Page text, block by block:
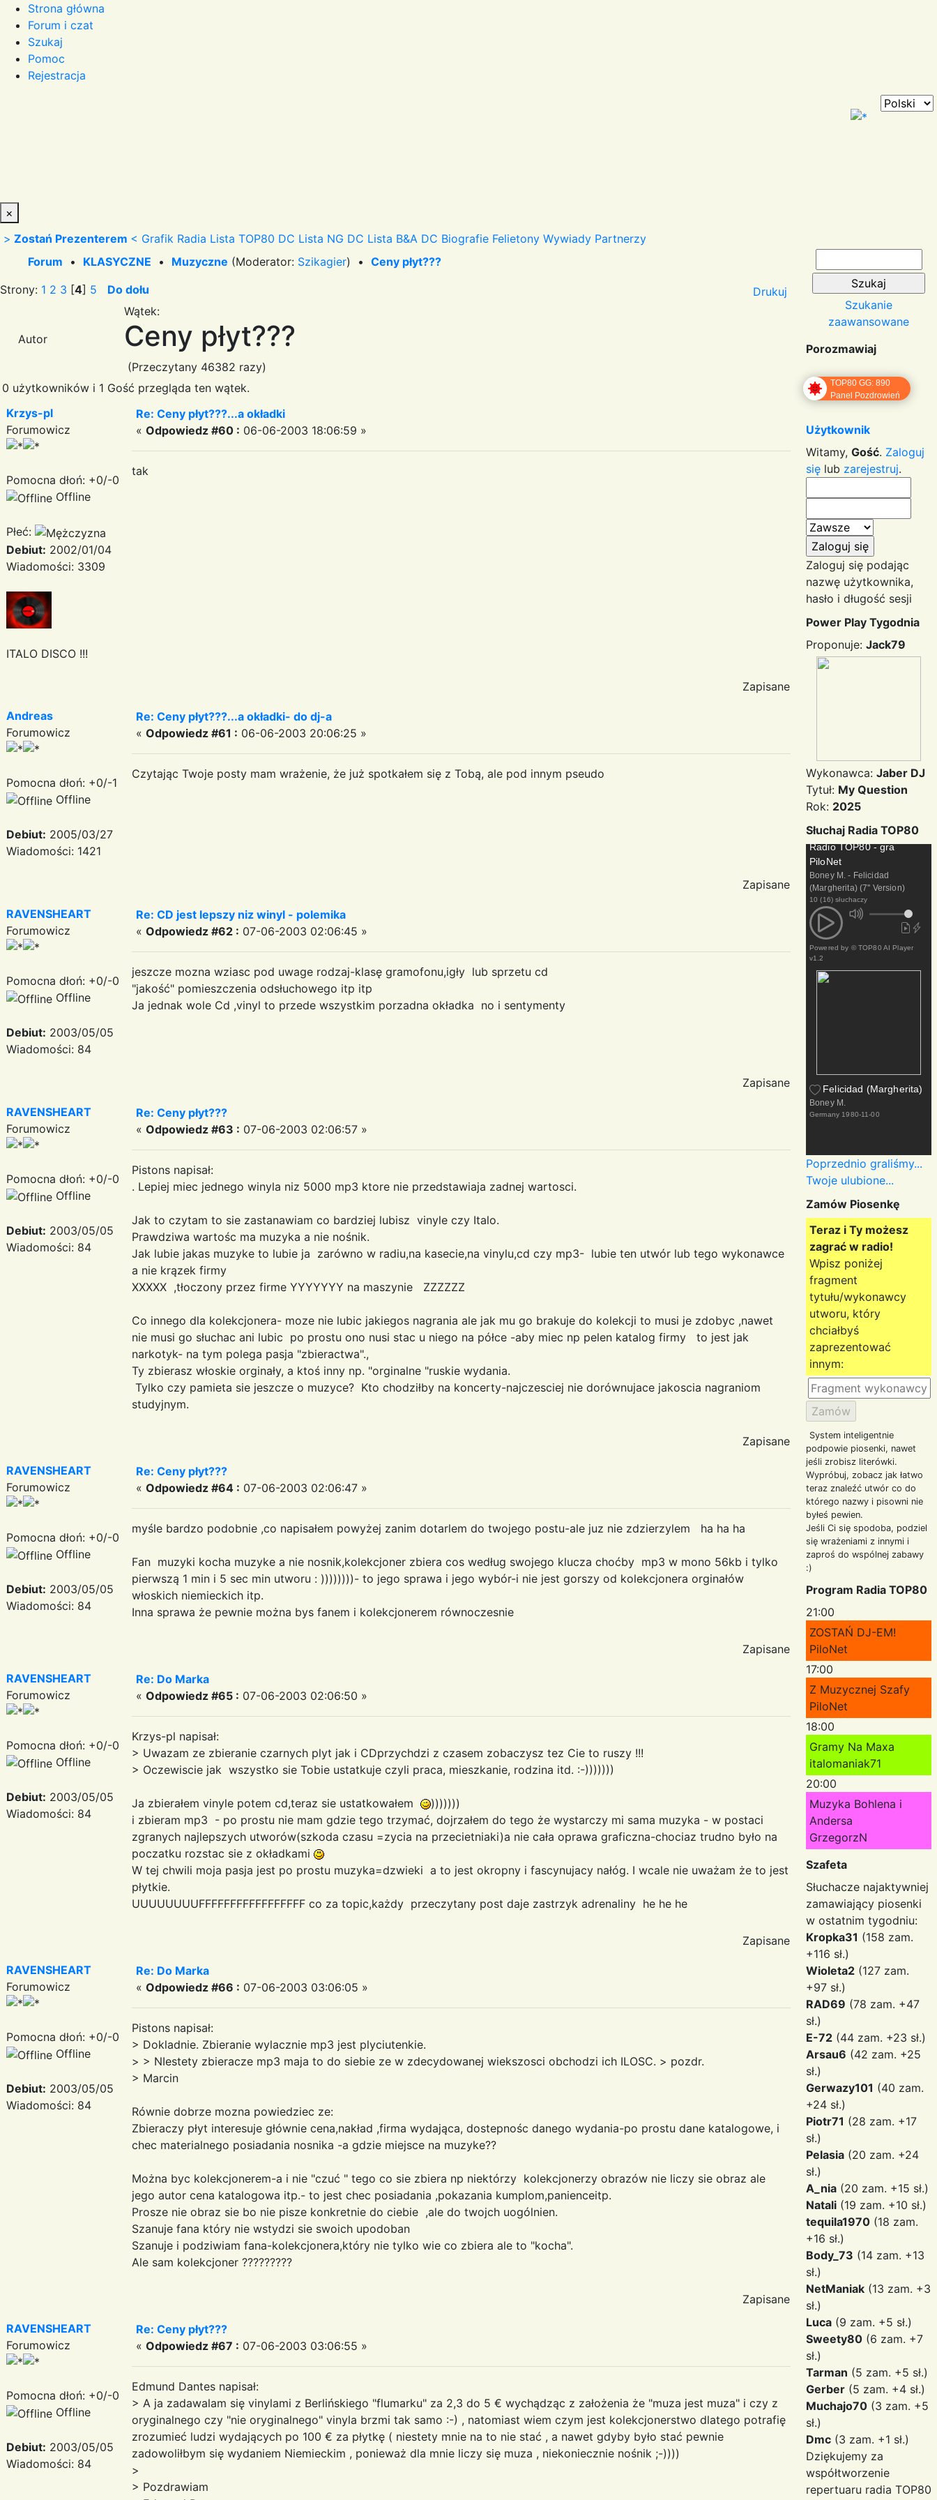
Strona główna
Forum i czat
Szukaj
Pomoc
Rejestracja
×
> Zostań Prezenterem < Grafik Radia Lista TOP80 DC Lista NG DC Lista B&A DC Biografie Felietony Wywiady Partnerzy
Forum • KLASYCZNE • Muzyczne (Moderator: Szikagier) • Ceny płyt???
Strony: 1 2 3 [4] 5 Do dołu Drukuj
Autor
Wątek:
Ceny płyt???
(Przeczytany 46382 razy)
0 użytkowników i 1 Gość przegląda ten wątek.
Krzys-pl
Forumowicz
Pomocna dłoń: +0/-0
Offline
Płeć:
Debiut: 2002/01/04
Wiadomości: 3309
ITALO DISCO !!!
Re: Ceny płyt???...a okładki
« Odpowiedz #60 : 06-06-2003 18:06:59 »
tak
Zapisane
Andreas
Forumowicz
Pomocna dłoń: +0/-1
Offline
Debiut: 2005/03/27
Wiadomości: 1421
Re: Ceny płyt???...a okładki- do dj-a
« Odpowiedz #61 : 06-06-2003 20:06:25 »
Czytając Twoje posty mam wrażenie, że już spotkałem się z Tobą, ale pod innym pseudo
Zapisane
RAVENSHEART
Forumowicz
Pomocna dłoń: +0/-0
Offline
Debiut: 2003/05/05
Wiadomości: 84
Re: CD jest lepszy niz winyl - polemika
« Odpowiedz #62 : 07-06-2003 02:06:45 »
jeszcze mozna wziasc pod uwage rodzaj-klasę gramofonu,igły lub sprzetu cd
"jakość" pomieszczenia odsłuchowego itp itp
Ja jednak wole Cd ,vinyl to przede wszystkim porzadna okładka no i sentymenty
Zapisane
RAVENSHEART
Forumowicz
Pomocna dłoń: +0/-0
Offline
Debiut: 2003/05/05
Wiadomości: 84
Re: Ceny płyt???
« Odpowiedz #63 : 07-06-2003 02:06:57 »
Pistons napisał:
. Lepiej miec jednego winyla niz 5000 mp3 ktore nie przedstawiaja zadnej wartosci.
Jak to czytam to sie zastanawiam co bardziej lubisz vinyle czy Italo.
Prawdziwa wartośc ma muzyka a nie nośnik.
Jak lubie jakas muzyke to lubie ja zarówno w radiu,na kasecie,na vinylu,cd czy mp3- lubie ten utwór lub tego wykonawce
a nie krązek firmy
XXXXX ,tłoczony przez firme YYYYYYY na maszynie ZZZZZZ
Co innego dla kolekcjonera- moze nie lubic jakiegos nagrania ale jak mu go brakuje do kolekcji to musi je zdobyc ,nawet
nie musi go słuchac ani lubic po prostu ono nusi stac u niego na półce -aby miec np pelen katalog firmy to jest jak
narkotyk- na tym polega pasja "zbieractwa".,
Ty zbierasz włoskie orginały, a ktoś inny np. "orginalne "ruskie wydania.
Tylko czy pamieta sie jeszcze o muzyce? Kto chodziłby na koncerty-najczesciej nie dorównujace jakoscia nagraniom
studyjnym.
Zapisane
RAVENSHEART
Forumowicz
Pomocna dłoń: +0/-0
Offline
Debiut: 2003/05/05
Wiadomości: 84
Re: Ceny płyt???
« Odpowiedz #64 : 07-06-2003 02:06:47 »
myśle bardzo podobnie ,co napisałem powyżej zanim dotarlem do twojego postu-ale juz nie zdzierzylem ha ha ha
Fan muzyki kocha muzyke a nie nosnik,kolekcjoner zbiera cos według swojego klucza choćby mp3 w mono 56kb i tylko
pierwszą 1 min i 5 sec min utworu : ))))))))- to jego sprawa i jego wybór-i nie jest gorszy od kolekcjonera orginałów
włoskich niemieckich itp.
Inna sprawa że pewnie można bys fanem i kolekcjonerem równoczesnie
Zapisane
RAVENSHEART
Forumowicz
Pomocna dłoń: +0/-0
Offline
Debiut: 2003/05/05
Wiadomości: 84
Re: Do Marka
« Odpowiedz #65 : 07-06-2003 02:06:50 »
Krzys-pl napisał:
> Uwazam ze zbieranie czarnych plyt jak i CDprzychdzi z czasem zobaczysz tez Cie to ruszy !!!
> Oczewiscie jak wszystko sie Tobie ustatkuje czyli praca, mieszkanie, rodzina itd. :-)))))))
Ja zbierałem vinyle potem cd,teraz sie ustatkowałem
)))))))
i zbieram mp3 - po prostu nie mam gdzie tego trzymać, dojrzałem do tego że wystarczy mi sama muzyka - w postaci
zgranych najlepszych utworów(szkoda czasu =zycia na przecietniaki)a nie cała oprawa graficzna-chociaz trudno było na
poczatku rozstac sie z okładkami
W tej chwili moja pasja jest po prostu muzyka=dzwieki a to jest okropny i fascynujacy nałóg. I wcale nie uważam że to jest
płytkie.
UUUUUUUUFFFFFFFFFFFFFFFFF co za topic,każdy przeczytany post daje zastrzyk adrenaliny he he he
Zapisane
RAVENSHEART
Forumowicz
Pomocna dłoń: +0/-0
Offline
Debiut: 2003/05/05
Wiadomości: 84
Re: Do Marka
« Odpowiedz #66 : 07-06-2003 03:06:05 »
Pistons napisał:
> Dokladnie. Zbieranie wylacznie mp3 jest plyciutenkie.
> > NIestety zbieracze mp3 maja to do siebie ze w zdecydowanej wiekszosci obchodzi ich ILOSC. > pozdr.
> Marcin
Równie dobrze mozna powiedziec ze:
Zbieraczy płyt interesuje głównie cena,nakład ,firma wydająca, dostepnośc danego wydania-po prostu dane katalogowe, i
chec materialnego posiadania nosnika -a gdzie miejsce na muzyke??
Można byc kolekcjonerem-a i nie "czuć " tego co sie zbiera np niektórzy kolekcjonerzy obrazów nie liczy sie obraz ale
jego autor cena katalogowa itp.- to jest chec posiadania ,pokazania kumplom,panienceitp.
Prosze nie obraz sie bo nie pisze konkretnie do ciebie ,ale do twojch uogólnien.
Szanuje fana który nie wstydzi sie swoich upodoban
Szanuje i podziwiam fana-kolekcjonera,który nie tylko wie co zbiera ale to "kocha".
Ale sam kolekcjoner ?????????
Zapisane
RAVENSHEART
Forumowicz
Pomocna dłoń: +0/-0
Offline
Debiut: 2003/05/05
Wiadomości: 84
Re: Ceny płyt???
« Odpowiedz #67 : 07-06-2003 03:06:55 »
Edmund Dantes napisał:
> A ja zadawalam się vinylami z Berlińskiego "flumarku" za 2,3 do 5 € wychądząc z założenia że "muza jest muza" i czy z
oryginalnego czy "nie oryginalnego" vinyla brzmi tak samo :-) , natomiast wiem czym jest kolekcjonerstwo dlatego potrafię
zrozumieć ludzi wydających po 100 € za płytkę ( niestety mnie na to nie stać , a nawet gdyby było stać pewnie
zadowoliłbym się wydaniem Niemieckim , ponieważ dla mnie liczy się muza , niekoniecznie nośnik ;-))))
>
> Pozdrawiam
Szukanie
zaawansowane
Porozmawiaj
TOP80 GG: 890
Panel Pozdrowień
Użytkownik
Witamy, Gość. Zaloguj
się lub zarejestruj.
Zaloguj się podając
nazwę użytkownika,
hasło i długość sesji
Power Play Tygodnia
Proponuje: Jack79
Wykonawca: Jaber DJ
Tytuł: My Question
Rok: 2025
Słuchaj Radia TOP80
Radio TOP80 - gra
PiloNet
Boney M. - Felicidad
(Margherita) (7'' Version)
10 (16) słuchaczy
Powered by © TOP80 AI Player
v1.2
Felicidad (Margherita)
Boney M.
Germany 1980-11-00
Poprzednio graliśmy...
Twoje ulubione...
Zamów Piosenkę
Teraz i Ty możesz
zagrać w radio!
Wpisz poniżej
fragment
tytułu/wykonawcy
utworu, który
chciałbyś
zaprezentować
innym:
System inteligentnie
podpowie piosenki, nawet
jeśli zrobisz literówki.
Wypróbuj, zobacz jak łatwo
teraz znaleźć utwór co do
którego nazwy i pisowni nie
byłeś pewien.
Jeśli Ci się spodoba, podziel
się wrażeniami z innymi i
zaproś do wspólnej zabawy
:)
Program Radia TOP80
21:00
ZOSTAŃ DJ-EM!
PiloNet
17:00
Z Muzycznej Szafy
PiloNet
18:00
Gramy Na Maxa
italomaniak71
20:00
Muzyka Bohlena i
Andersa
GrzegorzN
Szafeta
Słuchacze najaktywniej
zamawiający piosenki
w ostatnim tygodniu:
Kropka31 (158 zam.
+116 sł.)
Wioleta2 (127 zam.
+97 sł.)
RAD69 (78 zam. +47
sł.)
E-72 (44 zam. +23 sł.)
Arsau6 (42 zam. +25
sł.)
Gerwazy101 (40 zam.
+24 sł.)
Piotr71 (28 zam. +17
sł.)
Pelasia (20 zam. +24
sł.)
A_nia (20 zam. +15 sł.)
Natali (19 zam. +10 sł.)
tequila1970 (18 zam.
+16 sł.)
Body_73 (14 zam. +13
sł.)
NetManiak (13 zam. +3
sł.)
Luca (9 zam. +5 sł.)
Sweety80 (6 zam. +7
sł.)
Tarman (5 zam. +5 sł.)
Gerber (5 zam. +4 sł.)
Muchajo70 (3 zam. +5
sł.)
Dmc (3 zam. +1 sł.)
Dziękujemy za
współtworzenie
repertuaru radia TOP80